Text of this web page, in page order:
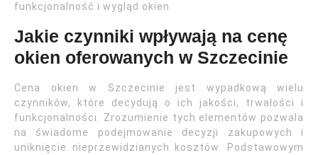
funkcjonalność i wygląd okien.
Jakie czynniki wpływają na cenę
okien oferowanych w Szczecinie
Cena okien w Szczecinie jest wypadkową wielu
czynników, które decydują o ich jakości, trwałości i
funkcjonalności. Zrozumienie tych elementów pozwala
na świadome podejmowanie decyzji zakupowych i
uniknięcie nieprzewidzianych kosztów. Podstawowym